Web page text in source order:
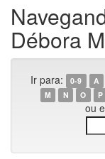
Débora
Ir para: 0-9 A
M
N O P
ou